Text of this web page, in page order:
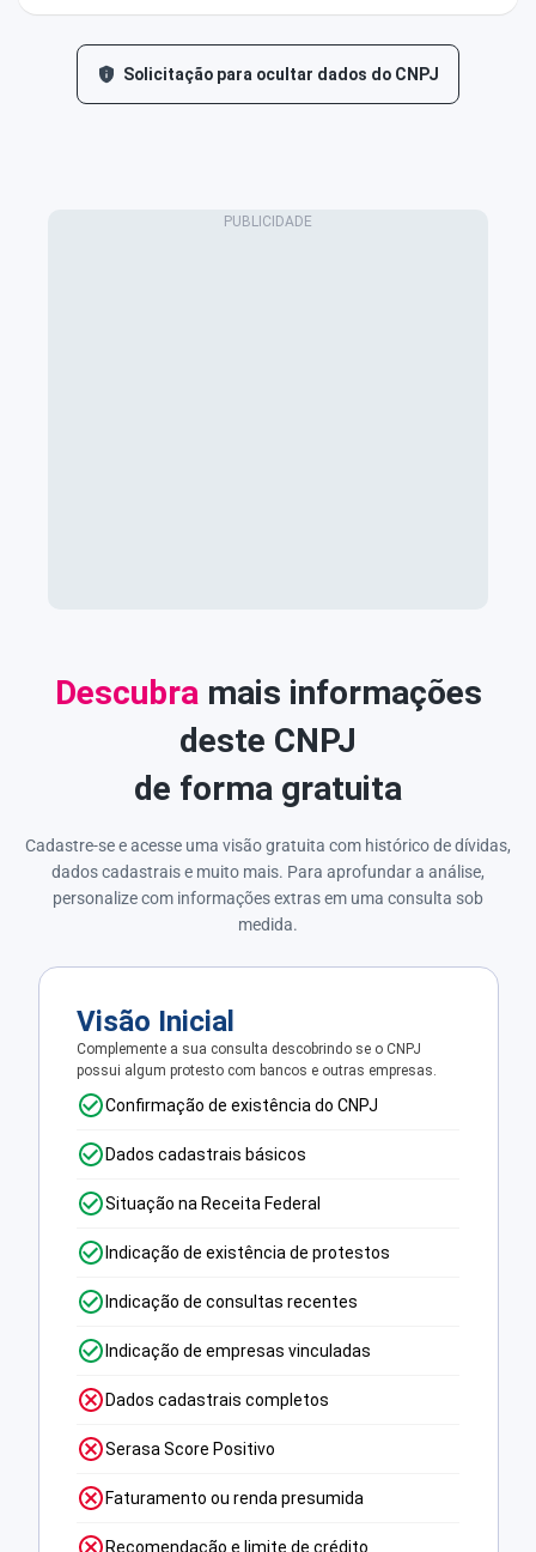
Solicitação para ocultar dados do CNPJ
Descubra mais informações
deste CNPJ
de forma gratuita
Cadastre-se e acesse uma visão gratuita com histórico de dívidas,
dados cadastrais e muito mais. Para aprofundar a análise,
personalize com informações extras em uma consulta sob
medida.
Visão Inicial
Complemente a sua consulta descobrindo se o CNPJ
possui algum protesto com bancos e outras empresas.
Confirmação de existência do CNPJ
Dados cadastrais básicos
Situação na Receita Federal
Indicação de existência de protestos
Indicação de consultas recentes
Indicação de empresas vinculadas
Dados cadastrais completos
Serasa Score Positivo
Faturamento ou renda presumida
Recomendação e limite de crédito